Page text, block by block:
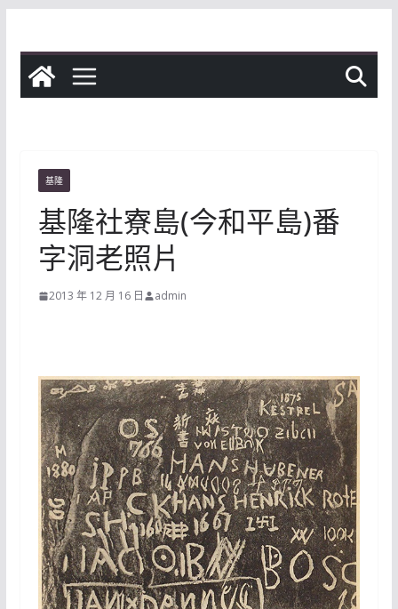
content
基隆
基隆社寮島(今和平島)番
字洞老照片
2013 年 12 月 16 日 admin